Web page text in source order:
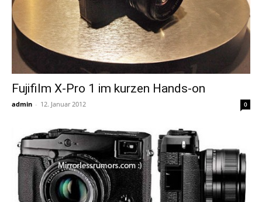
Fujifilm X-Pro 1 im kurzen Hands-on
admin - 12. Januar 2012 0